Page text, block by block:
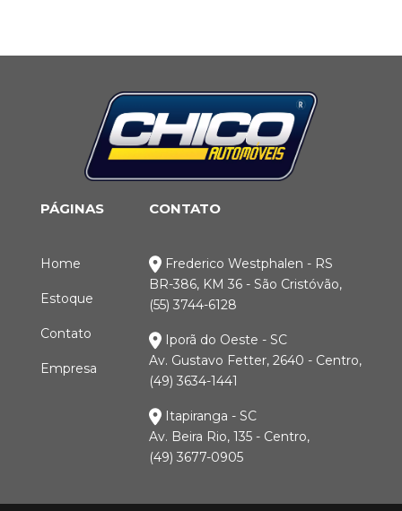
PÁGINAS
Home
Estoque
Contato
Empresa
CONTATO
Frederico Westphalen - RS
BR-386, KM 36 - São Cristóvão,
(55) 3744-6128
Iporã do Oeste - SC
Av. Gustavo Fetter, 2640 - Centro,
(49) 3634-1441
Itapiranga - SC
Av. Beira Rio, 135 - Centro,
(49) 3677-0905